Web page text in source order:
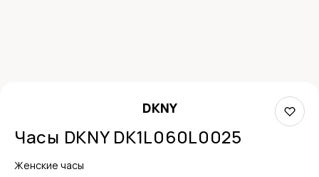
DKNY
Часы DKNY DK1L060L0025
Женские часы